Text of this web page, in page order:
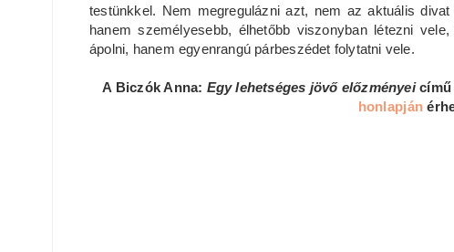
testünkkel. Nem megregulázni azt, nem az aktuális
hanem személyesebb, élhetőbb viszonyban létezni
ápolni, hanem egyenrangú párbeszédet folytatni vele.
A Biczók Anna: Egy lehetséges jövő előzményeicímű
honlapján